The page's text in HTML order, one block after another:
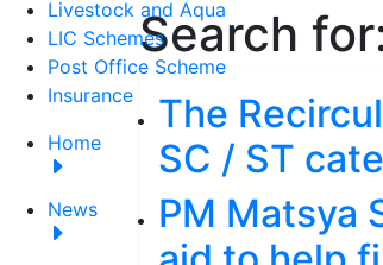
Livestock and Aqua
LIC Schemes
Post Office Scheme
Insurance
Home
News
Search
The
SC / ST
PM Matsya